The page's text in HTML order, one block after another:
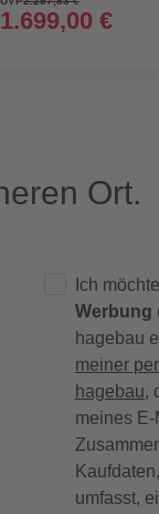
1.699,00 €
Ort.
Ich
Werbung
hagebau
meiner
hagebau,
meines
umfasst,